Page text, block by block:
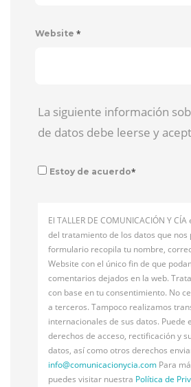
Website *
La siguiente información
de datos debe leerse y
Estoy de acuerdo*
El TALLER DE COMUNICACIÓN Y
del tratamiento de los datos que nos
formulario recopila tu nombre,
Website con el único fin de que
comentarios dejados en la web.
con base en tu consentimiento. No
a terceros. Tampoco realizamos
internacionales de sus datos. Puede
derechos de acceso, rectificación y
datos, así como otros derechos
info@comunicacionycia.com Para
puedes visitar nuestra Política de